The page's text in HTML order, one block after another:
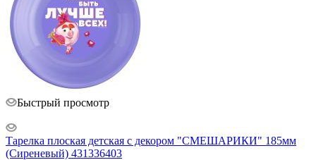
Быстрый просмотр
Тарелка плоская детская с декором "СМЕШАРИКИ" 185мм
(Сиреневый) 431336403